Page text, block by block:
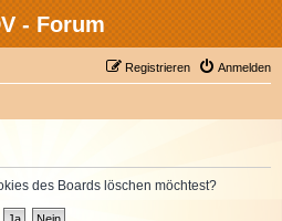
- Forum
Anmelden
Registrieren
des Boards löschen möchtest?